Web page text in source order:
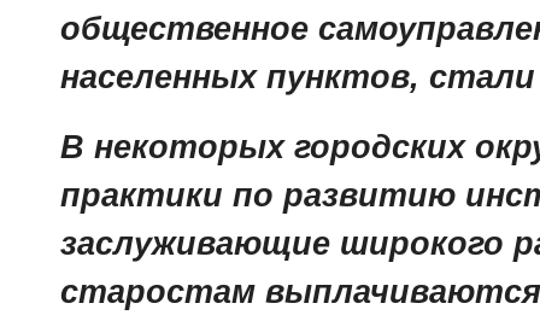
общественное
населенных пунктов,
В некоторых городских
практики по развитию
заслуживающие широкого
старостам